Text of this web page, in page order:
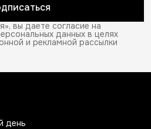
вы даете согласие на
данных в целях
и рекламной рассылки
день